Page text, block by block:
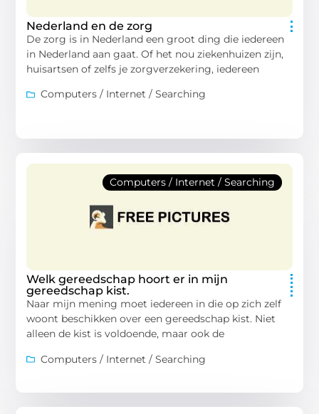
Nederland en de zorg
De zorg is in Nederland een groot ding die iedereen
in Nederland aan gaat. Of het nou ziekenhuizen zijn,
huisartsen of zelfs je zorgverzekering, iedereen
Computers / Internet / Searching
Computers / Internet / Searching
Welk gereedschap hoort er in mijn
gereedschap kist.
Naar mijn mening moet iedereen in die op zich zelf
woont beschikken over een gereedschap kist. Niet
alleen de kist is voldoende, maar ook de
Computers / Internet / Searching